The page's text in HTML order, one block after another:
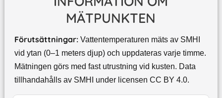
MÄTPUNKTEN
Förutsättningar: Vattentemperaturen mäts av SMHI
vid ytan (0–1 meters djup) och uppdateras varje timme.
Mätningen görs med fast utrustning vid kusten. Data
tillhandahålls av SMHI under licensen CC BY 4.0.